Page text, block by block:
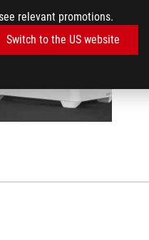
relevant promotions.
Switch to the US website